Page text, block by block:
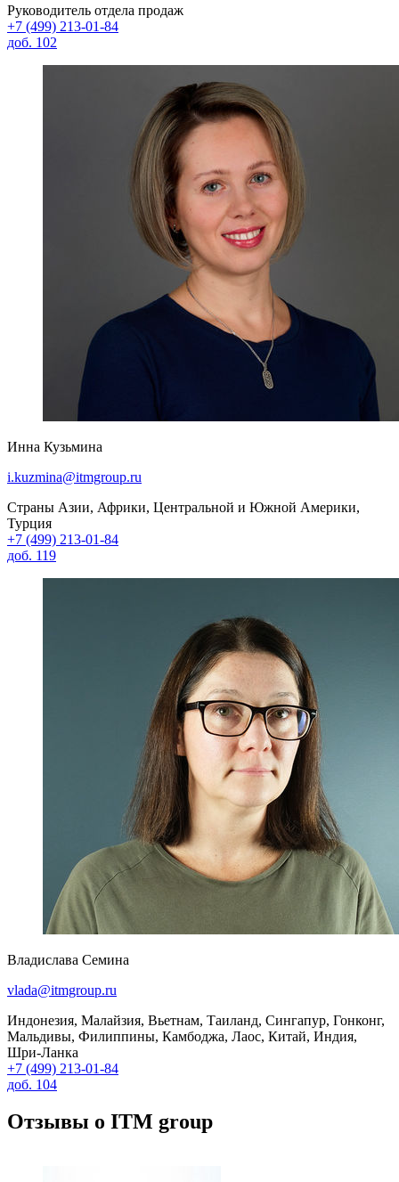
Руководитель отдела продаж
+7 (499) 213-01-84
доб. 102
Инна Кузьмина
i.kuzmina@itmgroup.ru
Страны Азии, Африки, Центральной и Южной Америки,
Турция
+7 (499) 213-01-84
доб. 119
Владислава Семина
vlada@itmgroup.ru
Индонезия, Малайзия, Вьетнам, Таиланд, Сингапур, Гонконг,
Мальдивы, Филиппины, Камбоджа, Лаос, Китай, Индия,
Шри-Ланка
+7 (499) 213-01-84
доб. 104
Отзывы о ITM group